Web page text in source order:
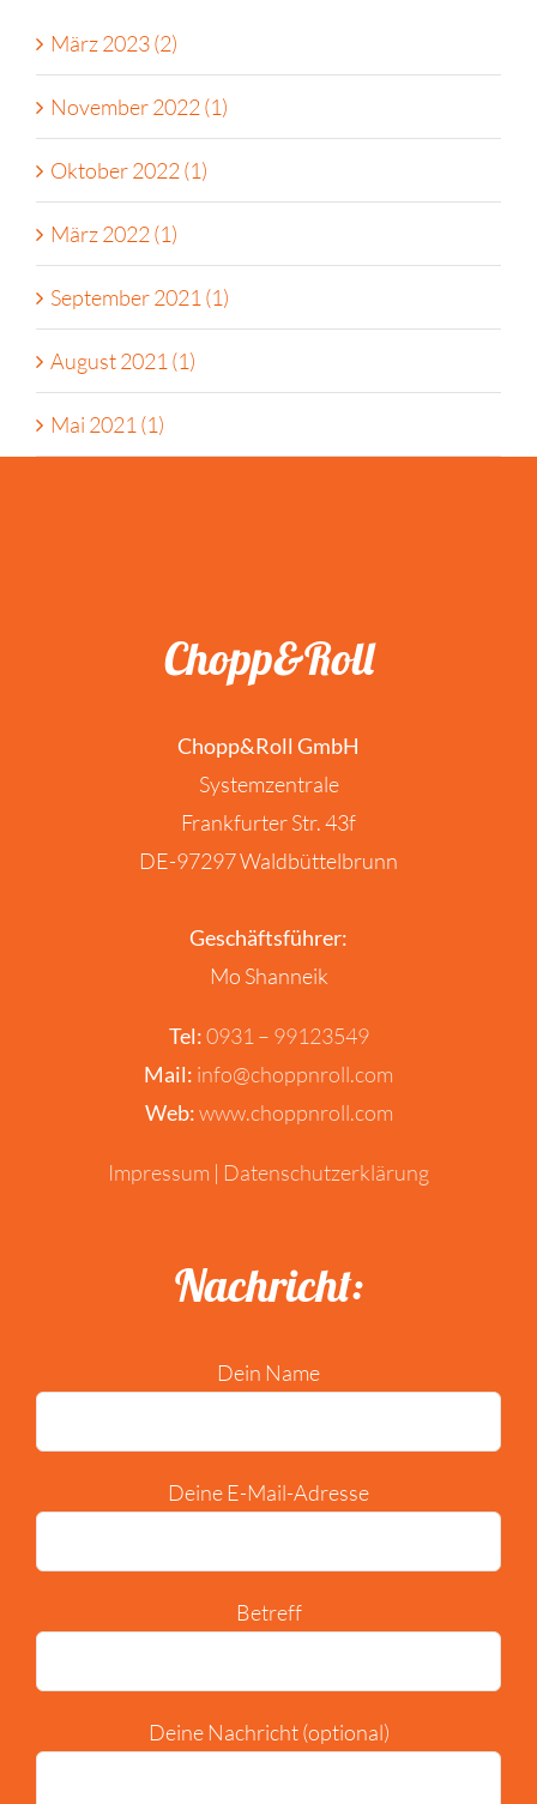
März 2023 (2)
November 2022 (1)
Oktober 2022 (1)
März 2022 (1)
September 2021 (1)
August 2021 (1)
Mai 2021 (1)
Chopp&Roll
Chopp&Roll GmbH
Systemzentrale
Frankfurter Str. 43f
DE-97297 Waldbüttelbrunn
Geschäftsführer:
Mo Shanneik
Tel:0931 – 99123549
Mail: info@choppnroll.com
Web:www.choppnroll.com
Impressum | Datenschutzerklärung
Nachricht:
Dein Name
Deine E-Mail-Adresse
Betreff
Deine Nachricht (optional)